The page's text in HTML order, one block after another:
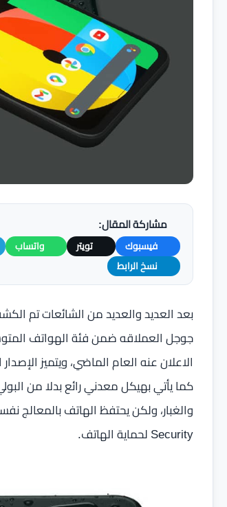
مشاركة المقال:
فيسبوك تويتر واتساب
نسخ الرابط
Security لحماية الهاتف.